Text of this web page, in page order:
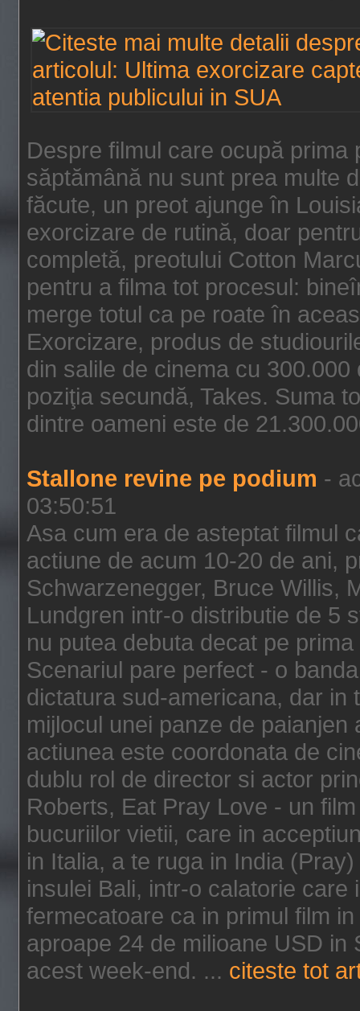
Despre filmul care ocupă
săptămână nu sunt prea multe
făcute, un preot ajunge în
exorcizare de rutină, doar
completă, preotului Cotton
pentru a filma tot procesul:
merge totul ca pe roate în
Exorcizare, produs de
din salile de cinema cu
poziţia secundă, Takes. Suma
dintre oameni este de
Stallone revine pe podium -
03:50:51
Asa cum era de asteptat filmul
actiune de acum 10-20 de ani,
Schwarzenegger, Bruce Willis,
Lundgren intr-o distributie de 5
nu putea debuta decat pe
Scenariul pare perfect - o
dictatura sud-americana, dar in
mijlocul unei panze de
actiunea este coordonata de
dublu rol de director si actor
Roberts, Eat Pray Love - un
bucuriilor vietii, care in
in Italia, a te ruga in India
insulei Bali, intr-o calatorie
fermecatoare ca in primul film
aproape 24 de milioane USD in
acest week-end. ... citeste tot